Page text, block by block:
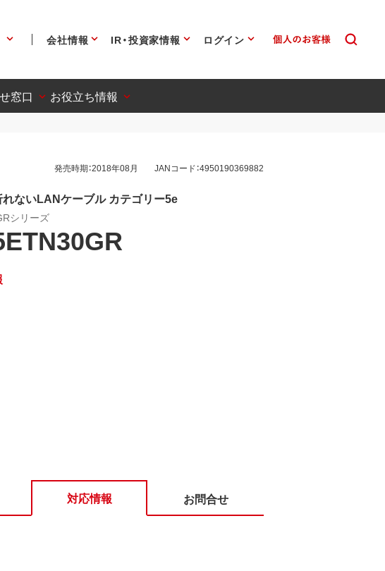
会社情報 IR・投資家情報 ログイン
窓口 お役立ち情報
発売時期：2018年08月 JANコード：4950190369882
ないLANケーブル カテゴリー5e
シリーズ
対応情報 お問合せ